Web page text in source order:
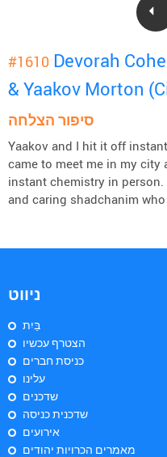
#1610 Devorah
& Yaakov Morton
סיפור הצלחה
Yaakov and I hit it off
came to meet me in my city
instant chemistry in person.
and caring shadchanim
ניווט
בַּיִת
הצטרף עכשיו
כניסת חברים
עלינו
שדכנים
שדכנית כניסה
אירועים
מאמרים הכרויות יהודים